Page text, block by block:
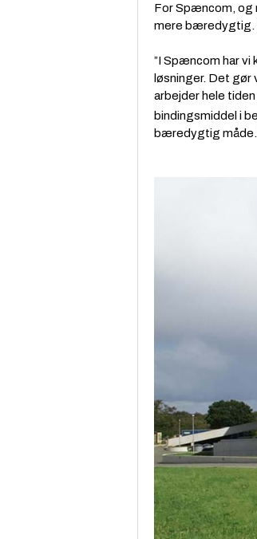
For Spæncom, og
mere bæredygtig.
”I Spæncom har
løsninger. Det
arbejder hele
bindingsmiddel i
bæredygtig